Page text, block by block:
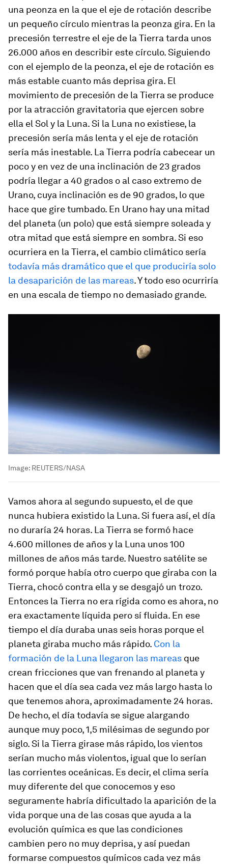
una peonza en la que el eje de rotación describe
un pequeño círculo mientras la peonza gira. En la
precesión terrestre el eje de la Tierra tarda unos
26.000 años en describir este círculo. Siguiendo
con el ejemplo de la peonza, el eje de rotación es
más estable cuanto más deprisa gira. El
movimiento de precesión de la Tierra se produce
por la atracción gravitatoria que ejercen sobre
ella el Sol y la Luna. Si la Luna no existiese, la
precesión sería más lenta y el eje de rotación
sería más inestable. La Tierra podría cabecear un
poco y en vez de una inclinación de 23 grados
podría llegar a 40 grados o al caso extremo de
Urano, cuya inclinación es de 90 grados, lo que
hace que gire tumbado. En Urano hay una mitad
del planeta (un polo) que está siempre soleada y
otra mitad que está siempre en sombra. Si eso
ocurriera en la Tierra, el cambio climático sería
todavía más dramático que el que produciría solo
la desaparición de las mareas. Y todo eso ocurriría
en una escala de tiempo no demasiado grande.
Image: REUTERS/NASA
Vamos ahora al segundo supuesto, el de que
nunca hubiera existido la Luna. Si fuera así, el día
no duraría 24 horas. La Tierra se formó hace
4.600 millones de años y la Luna unos 100
millones de años más tarde. Nuestro satélite se
formó porque había otro cuerpo que giraba con la
Tierra, chocó contra ella y se desgajó un trozo.
Entonces la Tierra no era rígida como es ahora, no
era exactamente líquida pero sí fluida. En ese
tiempo el día duraba unas seis horas porque el
planeta giraba mucho más rápido. Con la
formación de la Luna llegaron las mareas que
crean fricciones que van frenando al planeta y
hacen que el día sea cada vez más largo hasta lo
que tenemos ahora, aproximadamente 24 horas.
De hecho, el día todavía se sigue alargando
aunque muy poco, 1,5 milésimas de segundo por
siglo. Si la Tierra girase más rápido, los vientos
serían mucho más violentos, igual que lo serían
las corrientes oceánicas. Es decir, el clima sería
muy diferente del que conocemos y eso
seguramente habría dificultado la aparición de la
vida porque una de las cosas que ayuda a la
evolución química es que las condiciones
cambien pero no muy deprisa, y así puedan
formarse compuestos químicos cada vez más